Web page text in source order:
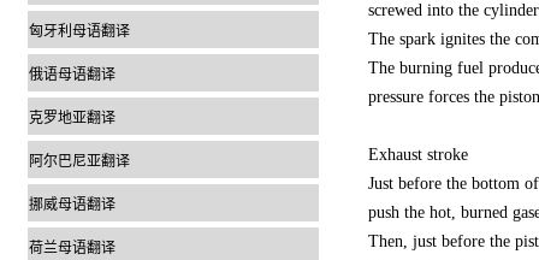
匈牙利母语翻译
俄语母语翻译
克罗地亚翻译
阿尔巴尼亚翻译
挪威母语翻译
荷兰母语翻译
screwed into the
The spark ignites the
The burning fuel
pressure forces the
Exhaust stroke
Just before the bottom
push the hot, burned
Then, just before the